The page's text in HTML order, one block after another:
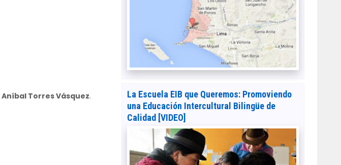
Aníbal Torres Vásquez.
La Escuela EIB que Queremos: Promoviendo
una Educación Intercultural Bilingüe de
Calidad [VIDEO]